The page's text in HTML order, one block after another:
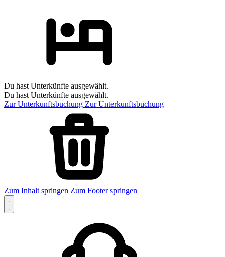
Du hast Unterkünfte ausgewählt.
Du hast Unterkünfte ausgewählt.
Zur Unterkunftsbuchung Zur Unterkunftsbuchung
Zum Inhalt springen Zum Footer springen